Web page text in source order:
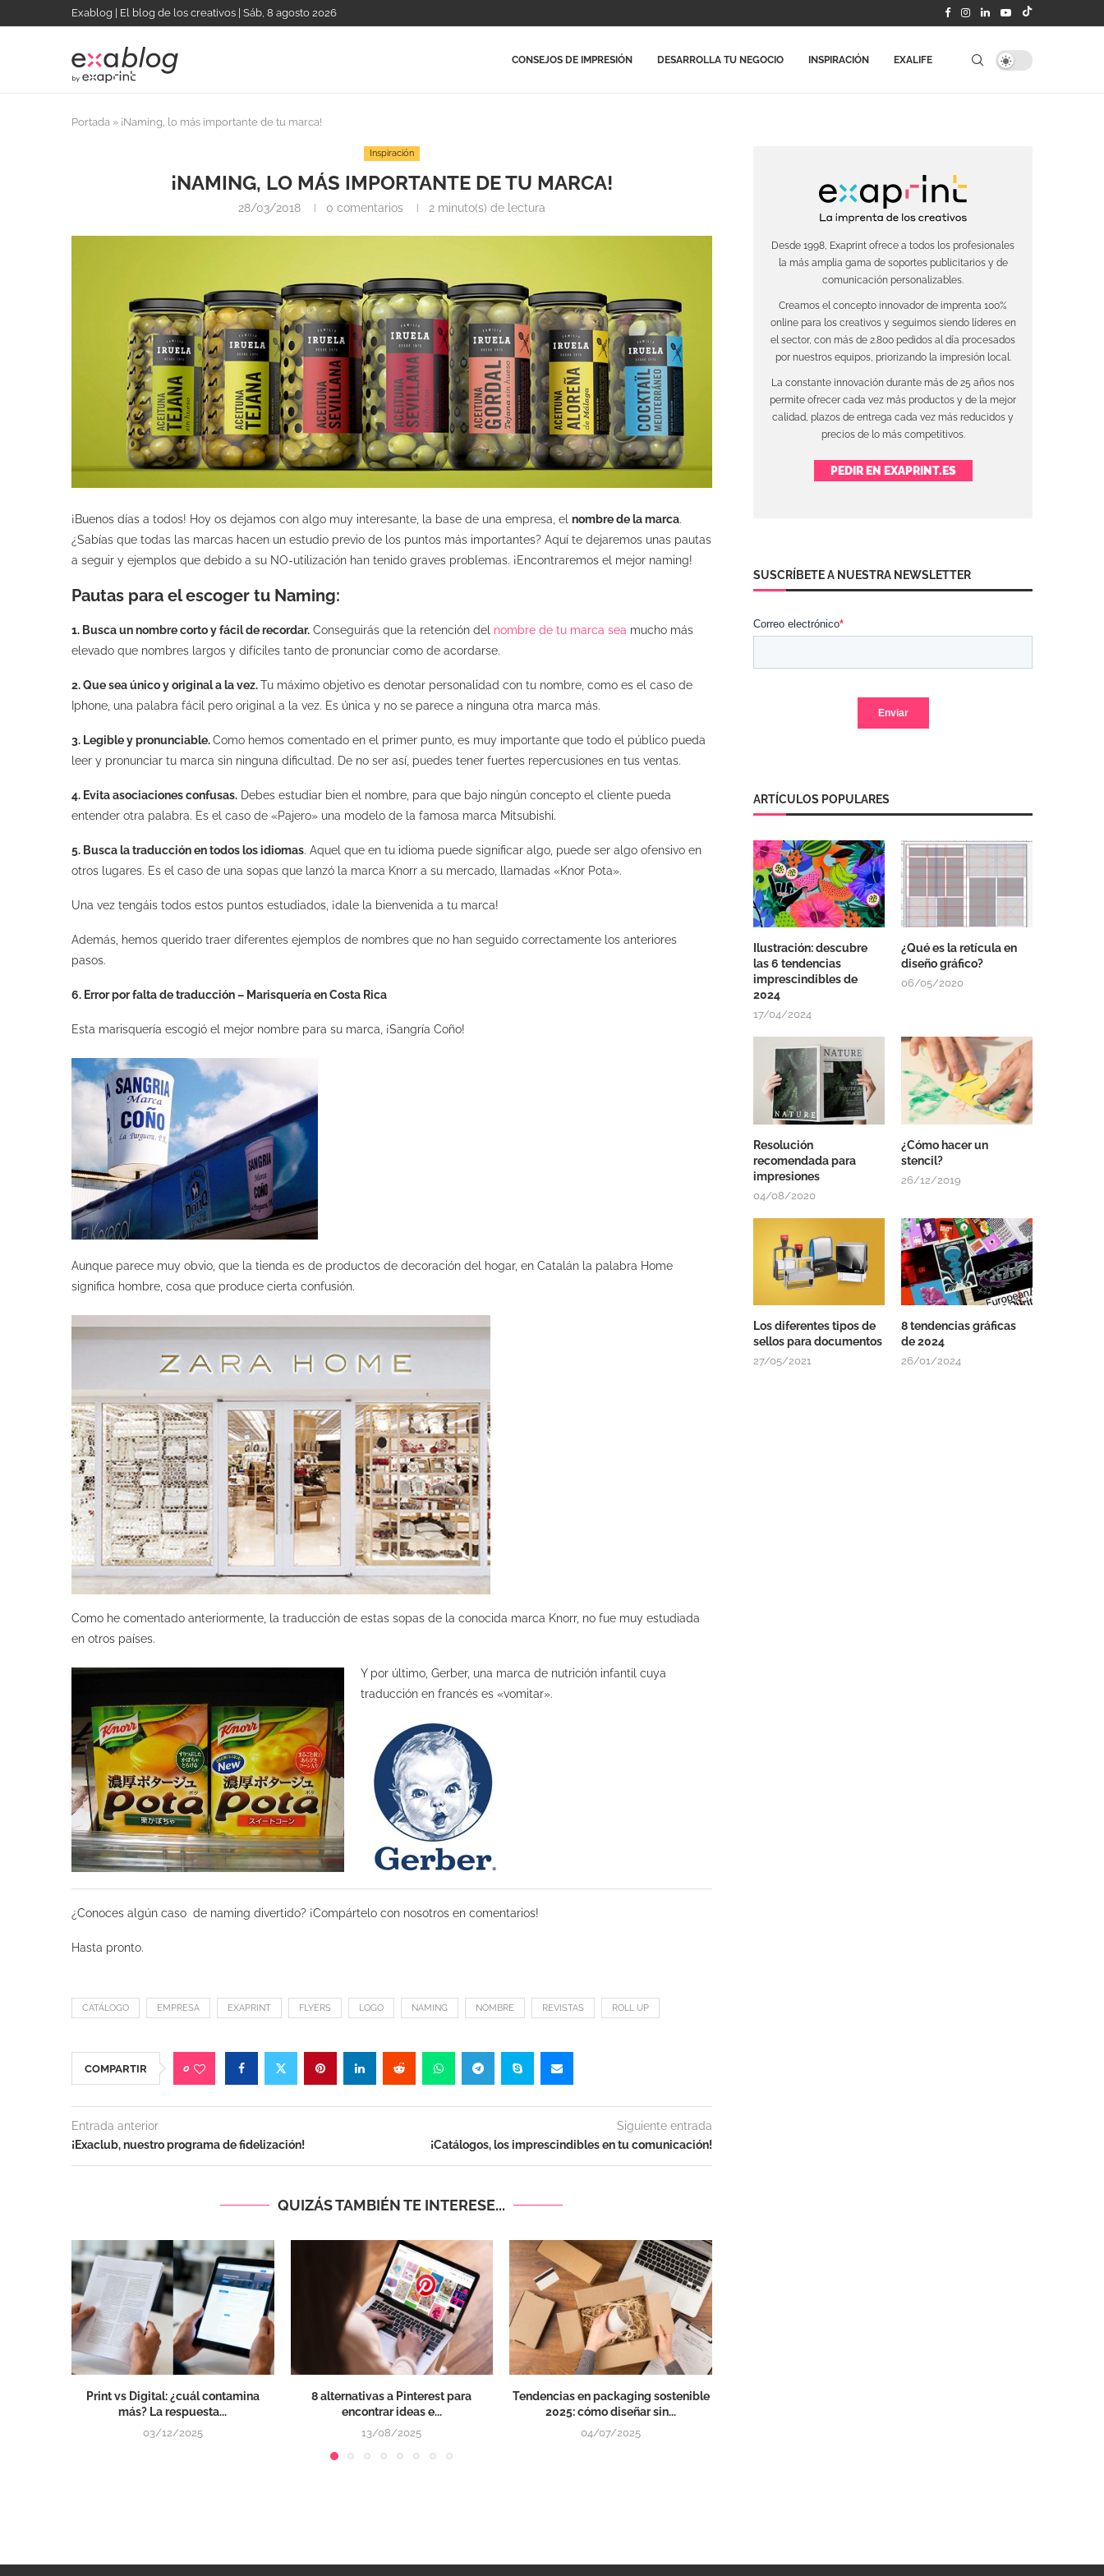
Exablog | El blog de los creativos | Sáb, 8 agosto 2026
CONSEJOS DE IMPRESIÓN DESARROLLA TU NEGOCIO INSPIRACIÓN EXALIFE
Portada » ¡Naming, lo más importante de tu marca!
Inspiración
¡NAMING, LO MÁS IMPORTANTE DE TU MARCA!
28/03/2018 0 comentarios 2 minuto(s) de lectura
¡Buenos días a todos! Hoy os dejamos con algo muy interesante, la base de una empresa, el nombre de la marca.
¿Sabías que todas las marcas hacen un estudio previo de los puntos más importantes? Aquí te dejaremos unas pautas
a seguir y ejemplos que debido a su NO-utilización han tenido graves problemas. ¡Encontraremos el mejor naming!
Pautas para el escoger tu Naming:
1. Busca un nombre corto y fácil de recordar. Conseguirás que la retención del nombre de tu marca sea mucho más
elevado que nombres largos y difíciles tanto de pronunciar como de acordarse.
2. Que sea único y original a la vez.Tu máximo objetivo es denotar personalidad con tu nombre, como es el caso de
Iphone, una palabra fácil pero original a la vez. Es única y no se parece a ninguna otra marca más.
3. Legible y pronunciable.Como hemos comentado en el primer punto, es muy importante que todo el público pueda
leer y pronunciar tu marca sin ninguna dificultad. De no ser así, puedes tener fuertes repercusiones en tus ventas.
4. Evita asociaciones confusas. Debes estudiar bien el nombre, para que bajo ningún concepto el cliente pueda
entender otra palabra. Es el caso de «Pajero» una modelo de la famosa marca Mitsubishi.
5. Busca la traducción en todos los idiomas. Aquel que en tu idioma puede significar algo, puede ser algo ofensivo en
otros lugares. Es el caso de una sopas que lanzó la marca Knorr a su mercado, llamadas «Knor Pota».
Una vez tengáis todos estos puntos estudiados, ¡dale la bienvenida a tu marca!
Además, hemos querido traer diferentes ejemplos de nombres que no han seguido correctamente los anteriores
pasos.
6. Error por falta de traducción – Marisquería en Costa Rica
Esta marisquería escogió el mejor nombre para su marca, ¡Sangría Coño!
Aunque parece muy obvio, que la tienda es de productos de decoración del hogar, en Catalán la palabra Home
significa hombre, cosa que produce cierta confusión.
Como he comentado anteriormente, la traducción de estas sopas de la conocida marca Knorr, no fue muy estudiada
en otros países.
Y por último, Gerber, una marca de nutrición infantil cuya
traducción en francés es «vomitar».
¿Conoces algún caso de naming divertido? ¡Compártelo con nosotros en comentarios!
Hasta pronto.
CATÁLOGO EMPRESA EXAPRINT FLYERS LOGO NAMING NOMBRE REVISTAS ROLL UP
COMPARTIR 0
Entrada anterior
¡Exaclub, nuestro programa de fidelización!
Siguiente entrada
¡Catálogos, los imprescindibles en tu comunicación!
QUIZÁS TAMBIÉN TE INTERESE...
Print vs Digital: ¿cuál contamina
más? La respuesta...
03/12/2025
8 alternativas a Pinterest para
encontrar ideas e...
13/08/2025
Tendencias en packaging sostenible
2025: cómo diseñar sin...
04/07/2025
Desde 1998, Exaprint ofrece a todos los profesionales
la más amplia gama de soportes publicitarios y de
comunicación personalizables.
Creamos el concepto innovador de imprenta 100%
online para los creativos y seguimos siendo líderes en
el sector, con más de 2.800 pedidos al día procesados
por nuestros equipos, priorizando la impresión local.
La constante innovación durante más de 25 años nos
permite ofrecer cada vez más productos y de la mejor
calidad, plazos de entrega cada vez más reducidos y
precios de lo más competitivos.
PEDIR EN EXAPRINT.ES
SUSCRÍBETE A NUESTRA NEWSLETTER
ARTÍCULOS POPULARES
Ilustración: descubre
las 6 tendencias
imprescindibles de
2024
17/04/2024
¿Qué es la retícula en
diseño gráfico?
06/05/2020
Resolución
recomendada para
impresiones
04/08/2020
¿Cómo hacer un
stencil?
26/12/2019
Los diferentes tipos de
sellos para documentos
27/05/2021
8 tendencias gráficas
de 2024
26/01/2024